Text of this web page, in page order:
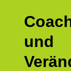
und